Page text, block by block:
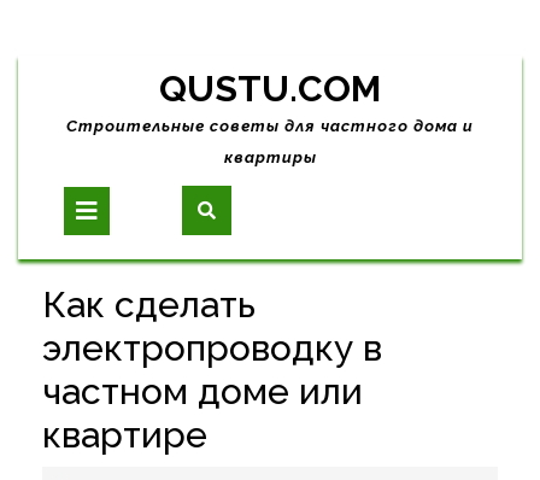
Skip
content
QUSTU.COM
Строительные советы для частного дома и
квартиры
Open
Button
Как сделать
электропроводку в
частном доме или
квартире